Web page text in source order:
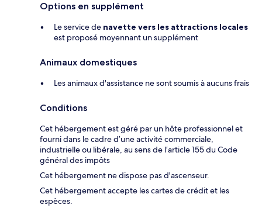
Options en supplément
Le service de navette vers les attractions locales
est proposé moyennant un supplément
Animaux domestiques
Les animaux d'assistance ne sont soumis à aucuns frais
Conditions
Cet hébergement est géré par un hôte professionnel et
fourni dans le cadre d’une activité commerciale,
industrielle ou libérale, au sens de l’article 155 du Code
général des impôts
Cet hébergement ne dispose pas d'ascenseur.
Cet hébergement accepte les cartes de crédit et les
espèces.